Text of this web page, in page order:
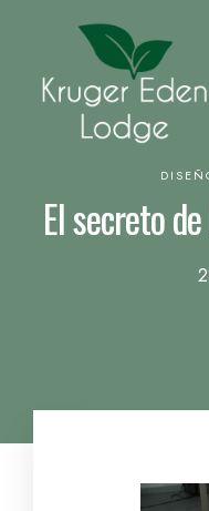
El secreto